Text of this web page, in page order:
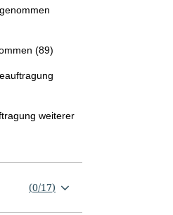
(89)
weiterer
(0/17)